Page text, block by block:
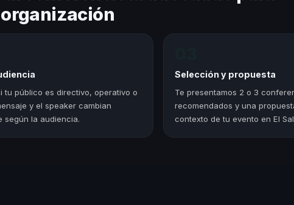
tu público es directivo, operativo o
y el speaker cambian
según la audiencia.
Selección y propuesta
Te presentamos 2 o 3
recomendados y una
contexto de tu evento en El